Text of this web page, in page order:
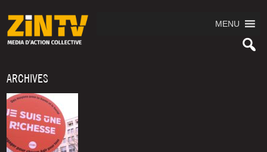
MENU
ARCHIVES